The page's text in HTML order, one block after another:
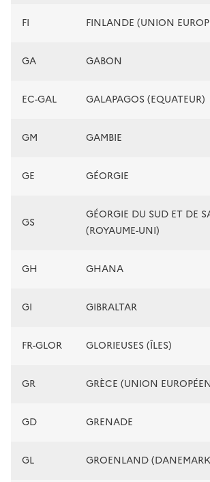
FI FINLANDE (UNION
GA GABON
EC-GAL GALAPAGOS (EQUATEUR)
GM GAMBIE
GE GÉORGIE
GS
GÉORGIE DU SUD ET DE
(ROYAUME-UNI)
GH GHANA
GI GIBRALTAR
FR-GLOR GLORIEUSES (ÎLES)
GR GRÈCE (UNION
GD GRENADE
GL GROENLAND